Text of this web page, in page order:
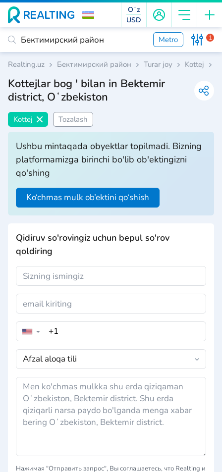
Oʻz
USD
Metro 1
Realting.uz Бектимирский район Turar joy Kottej
Kottejlar bog ' bilan in Bektemir
district, Oʻzbekiston
Kottej Tozalash
Ushbu mintaqada obyektlar topilmadi. Bizning
platformamizga birinchi bo'lib ob'ektingizni
qo'shing
Ko‘chmas mulk ob’ektini qo‘shish
Qidiruv so'rovingiz uchun bepul so'rov
qoldiring
▼
Нажимая "Отправить запрос", Вы соглашаетесь, что Realting и